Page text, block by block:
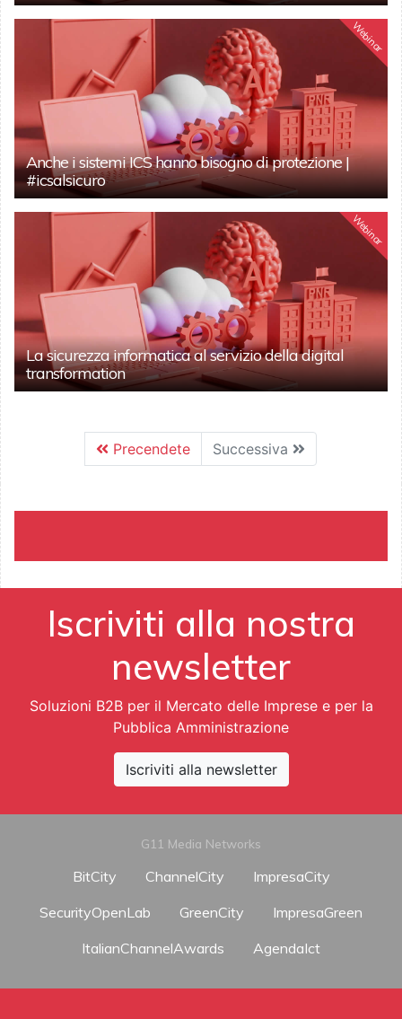
Webinar
Anche i sistemi ICS hanno bisogno di protezione |
#icsalsicuro
Webinar
La sicurezza informatica al servizio della digital
transformation
Precendete Successiva
Iscriviti alla nostra
newsletter
Soluzioni B2B per il Mercato delle Imprese e per la
Pubblica Amministrazione
Iscriviti alla newsletter
G11 Media Networks
BitCity ChannelCity
ImpresaCity
SecurityOpenLab
GreenCity
ImpresaGreen
ItalianChannelAwards
AgendaIct